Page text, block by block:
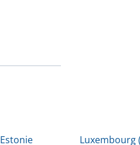
Estonie
Luxembourg